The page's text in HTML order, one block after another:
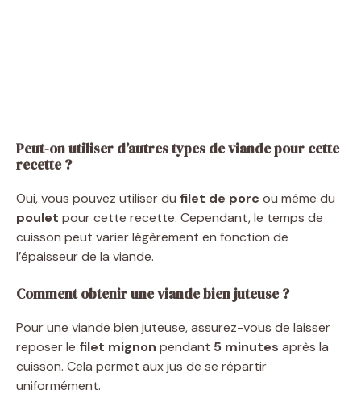
Peut-on utiliser d’autres types de viande pour cette
recette ?
Oui, vous pouvez utiliser du filet de porc ou même du
poulet pour cette recette. Cependant, le temps de
cuisson peut varier légèrement en fonction de
l’épaisseur de la viande.
Comment obtenir une viande bien juteuse ?
Pour une viande bien juteuse, assurez-vous de laisser
reposer le filet mignon pendant 5 minutes après la
cuisson. Cela permet aux jus de se répartir
uniformément.